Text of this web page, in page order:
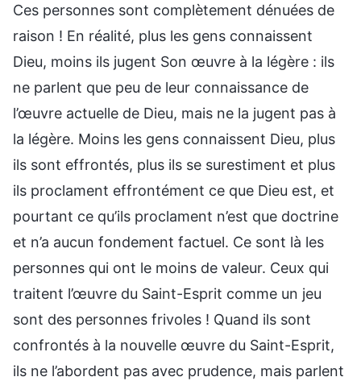
Ces personnes sont complètement dénuées de
raison ! En réalité, plus les gens connaissent
Dieu, moins ils jugent Son œuvre à la légère : ils
ne parlent que peu de leur connaissance de
l’œuvre actuelle de Dieu, mais ne la jugent pas à
la légère. Moins les gens connaissent Dieu, plus
ils sont effrontés, plus ils se surestiment et plus
ils proclament effrontément ce que Dieu est, et
pourtant ce qu’ils proclament n’est que doctrine
et n’a aucun fondement factuel. Ce sont là les
personnes qui ont le moins de valeur. Ceux qui
traitent l’œuvre du Saint-Esprit comme un jeu
sont des personnes frivoles ! Quand ils sont
confrontés à la nouvelle œuvre du Saint-Esprit,
ils ne l’abordent pas avec prudence, mais parlent